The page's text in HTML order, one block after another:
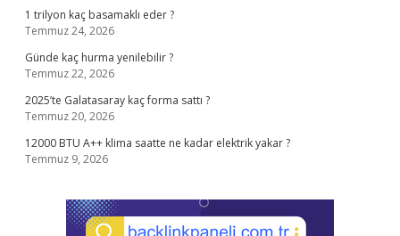
1 trilyon kaç basamaklı eder ?
Temmuz 24, 2026
Günde kaç hurma yenilebilir ?
Temmuz 22, 2026
2025’te Galatasaray kaç forma sattı ?
Temmuz 20, 2026
12000 BTU A++ klima saatte ne kadar elektrik yakar ?
Temmuz 9, 2026